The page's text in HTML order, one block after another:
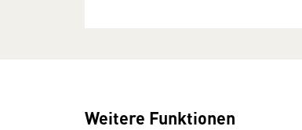
Weitere Funktionen